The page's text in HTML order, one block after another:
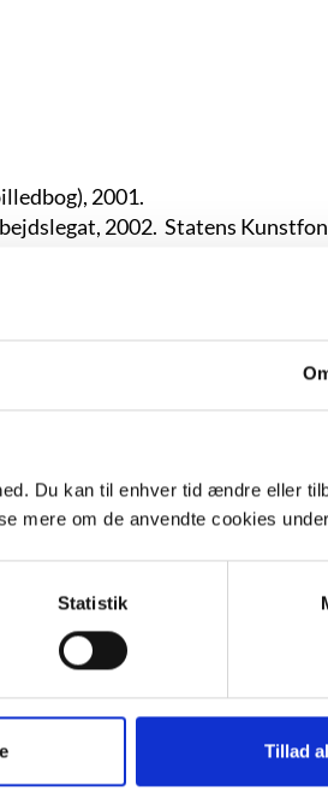
Du kan til enhver tid ændre eller
mere om de anvendte cookies under
Statistik
Tillad
2001.
2002. Statens
med “Kent og Ralle
for Børnelitteratur,
i Bratislava med ill. fra “Hr.
Turbine, 2025. Billedbog.
og en blok under
af tre søskende i Ølsted, en
man har hørt mange andre
en blyant i lommen og en blok
opgave, en
han arbejdede med, og som